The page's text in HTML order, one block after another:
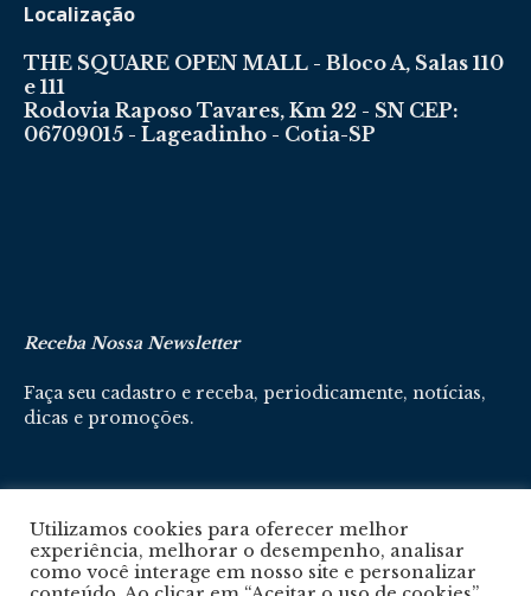
Localização
THE SQUARE OPEN MALL - Bloco A, Salas 110
e 111
Rodovia Raposo Tavares, Km 22 - SN CEP:
06709015 - Lageadinho - Cotia-SP
Receba Nossa Newsletter
Faça seu cadastro e receba, periodicamente, notícias,
dicas e promoções.
Cadastre-se aqui
Utilizamos cookies para oferecer melhor
experiência, melhorar o desempenho, analisar
como você interage em nosso site e personalizar